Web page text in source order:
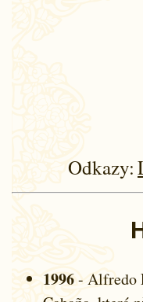
Odkazy:
1996- Alfredo